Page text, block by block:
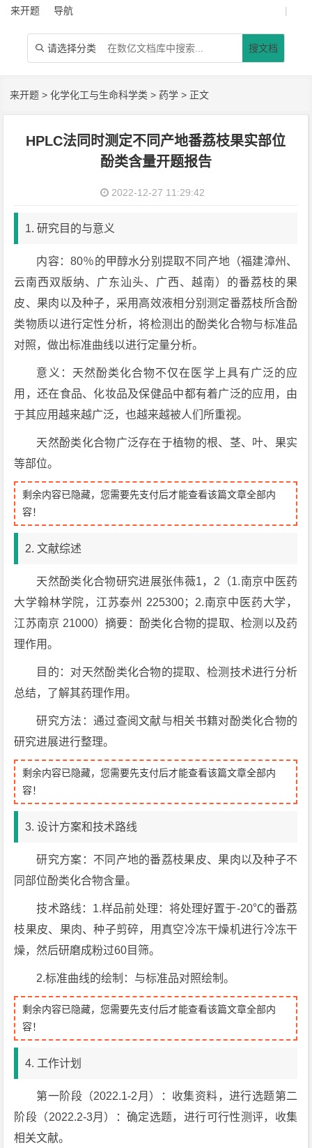
来开题 导航 |
 请选择分类 搜文档
来开题 >化学化工与生命科学类 > 药学 > 正文
HPLC法同时测定不同产地番荔枝果实部位
酚类含量开题报告
2022-12-27 11:29:42
1. 研究目的与意义
内容：80％的甲醇水分别提取不同产地（福建漳州、
云南西双版纳、广东汕头、广西、越南）的番荔枝的果
皮、果肉以及种子，采用高效液相分别测定番荔枝所含酚
类物质以进行定性分析，将检测出的酚类化合物与标准品
对照，做出标准曲线以进行定量分析。
意义：天然酚类化合物不仅在医学上具有广泛的应
用，还在食品、化妆品及保健品中都有着广泛的应用，由
于其应用越来越广泛，也越来越被人们所重视。
天然酚类化合物广泛存在于植物的根、茎、叶、果实
等部位。
剩余内容已隐藏，您需要先支付后才能查看该篇文章全部内
容！
2. 文献综述
天然酚类化合物研究进展张伟薇1，2（1.南京中医药
大学翰林学院，江苏泰州 225300；2.南京中医药大学，
江苏南京 21000）摘要：酚类化合物的提取、检测以及药
理作用。
目的：对天然酚类化合物的提取、检测技术进行分析
总结，了解其药理作用。
研究方法：通过查阅文献与相关书籍对酚类化合物的
研究进展进行整理。
剩余内容已隐藏，您需要先支付后才能查看该篇文章全部内
容！
3. 设计方案和技术路线
研究方案：不同产地的番荔枝果皮、果肉以及种子不
同部位酚类化合物含量。
技术路线：1.样品前处理：将处理好置于-20℃的番荔
枝果皮、果肉、种子剪碎，用真空冷冻干燥机进行冷冻干
燥，然后研磨成粉过60目筛。
2.标准曲线的绘制：与标准品对照绘制。
剩余内容已隐藏，您需要先支付后才能查看该篇文章全部内
容！
4. 工作计划
第一阶段（2022.1-2月）：收集资料，进行选题第二
阶段（2022.2-3月）：确定选题，进行可行性测评，收集
相关文献。